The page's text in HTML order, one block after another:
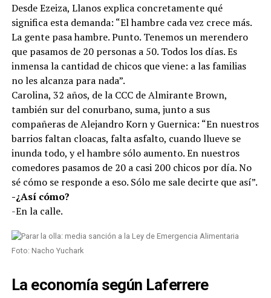
Desde Ezeiza, Llanos explica concretamente qué
significa esta demanda: “El hambre cada vez crece más.
La gente pasa hambre. Punto. Tenemos un merendero
que pasamos de 20 personas a 50. Todos los días. Es
inmensa la cantidad de chicos que viene: a las familias
no les alcanza para nada”.
Carolina, 32 años, de la CCC de Almirante Brown,
también sur del conurbano, suma, junto a sus
compañeras de Alejandro Korn y Guernica: “En nuestros
barrios faltan cloacas, falta asfalto, cuando llueve se
inunda todo, y el hambre sólo aumento. En nuestros
comedores pasamos de 20 a casi 200 chicos por día. No
sé cómo se responde a eso. Sólo me sale decirte que así”.
-¿Así cómo?
-En la calle.
Foto: Nacho Yuchark
La economía según Laferrere